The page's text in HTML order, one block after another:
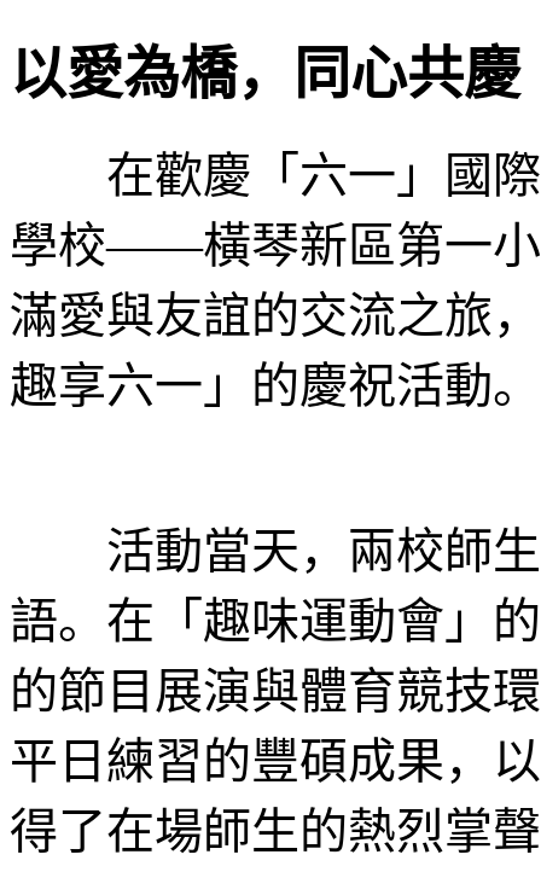
以愛為橋，同心共慶
在歡慶「六一」國際
學校——橫琴新區第一小
滿愛與友誼的交流之旅
趣享六一」的慶祝活動。
活動當天，兩校師生
語。在「趣味運動會」
的節目展演與體育競技
平日練習的豐碩成果，
得了在場師生的熱烈掌